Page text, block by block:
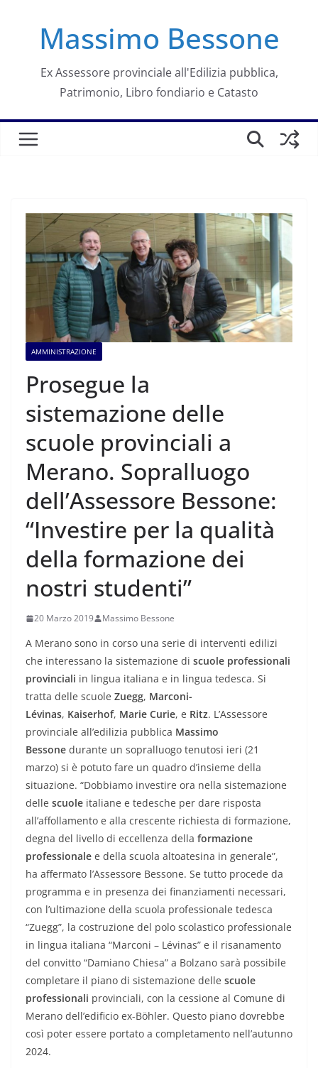
contenutoMassimo Bessone
Ex Assessore provinciale all'Edilizia pubblica,
Patrimonio, Libro fondiario e Catasto
AMMINISTRAZIONE
Prosegue la
sistemazione delle
scuole provinciali a
Merano. Sopralluogo
dell’Assessore Bessone:
“Investire per la qualità
della formazione dei
nostri studenti”
20 Marzo 2019 Massimo Bessone
A Merano sono in corso una serie di interventi edilizi
che interessano la sistemazione di scuole professionali
provinciali in lingua italiana e in lingua tedesca. Si
tratta delle scuole Zuegg, Marconi-
Lévinas, Kaiserhof, Marie Curie, e Ritz. L’Assessore
provinciale all’edilizia pubblica Massimo
Bessone durante un sopralluogo tenutosi ieri (21
marzo) si è potuto fare un quadro d’insieme della
situazione. “Dobbiamo investire ora nella sistemazione
delle scuole italiane e tedesche per dare risposta
all’affollamento e alla crescente richiesta di formazione,
degna del livello di eccellenza della formazione
professionale e della scuola altoatesina in generale”,
ha affermato l’Assessore Bessone. Se tutto procede da
programma e in presenza dei finanziamenti necessari,
con l’ultimazione della scuola professionale tedesca
“Zuegg”, la costruzione del polo scolastico professionale
in lingua italiana “Marconi – Lévinas” e il risanamento
del convitto “Damiano Chiesa” a Bolzano sarà possibile
completare il piano di sistemazione delle scuole
professionali provinciali, con la cessione al Comune di
Merano dell’edificio ex-Böhler. Questo piano dovrebbe
così poter essere portato a completamento nell’autunno
2024.